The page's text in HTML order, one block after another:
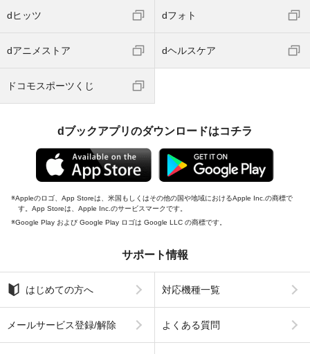
dヒッツ dフォト
dアニメストア dヘルスケア
ドコモスポーツくじ
dブックアプリのダウンロードはコチラ
Appleのロゴ、App Storeは、米国もしくはその他の国や地域におけるApple Inc.の商標で
す。App Storeは、Apple Inc.のサービスマークです。
Google Play および Google Play ロゴは Google LLC の商標です。
サポート情報
はじめての方へ 対応機種一覧
メールサービス登録/解除 よくある質問